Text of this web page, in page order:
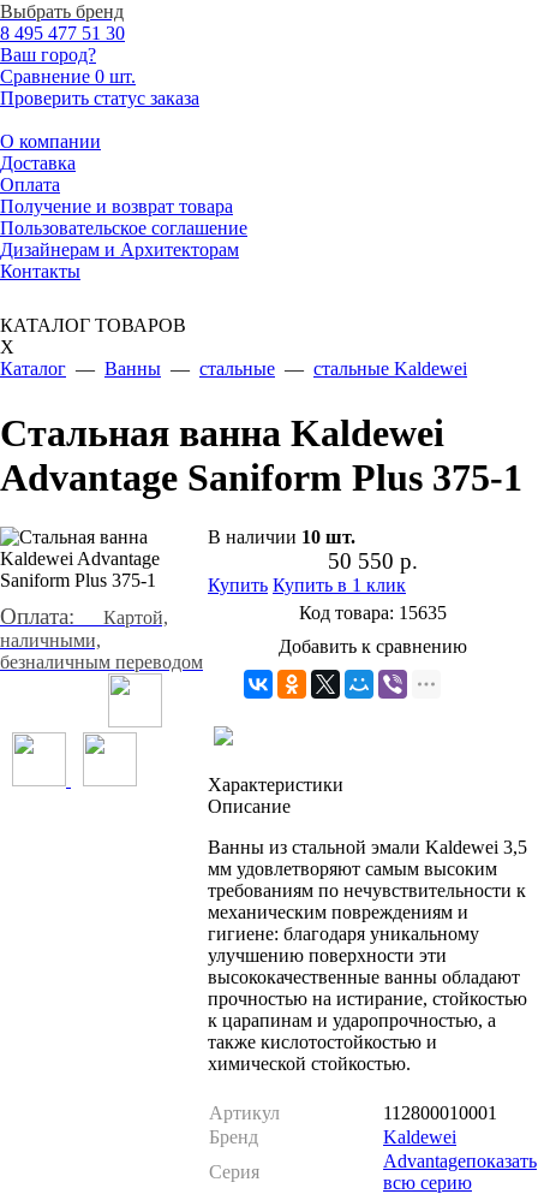
Выбрать бренд
8 495 477 51 30
Ваш город?
Сравнение 0 шт.
Проверить статус заказа
О компании
Доставка
Оплата
Получение и возврат товара
Пользовательское соглашение
Дизайнерам и Архитекторам
Контакты
КАТАЛОГ ТОВАРОВ
X
Каталог — Ванны — стальные — стальные Kaldewei
Стальная ванна Kaldewei
Advantage Saniform Plus 375-1
Оплата: Картой,
наличными,
безналичным переводом
В наличии 10 шт.
50 550 р.
Купить Купить в 1 клик
Код товара: 15635
Добавить к сравнению
Характеристики
Описание
Ванны из стальной эмали Kaldewei 3,5
мм удовлетворяют самым высоким
требованиям по нечувствительности к
механическим повреждениям и
гигиене: благодаря уникальному
улучшению поверхности эти
высококачественные ванны обладают
прочностью на истирание, стойкостью
к царапинам и ударопрочностью, а
также кислотостойкостью и
химической стойкостью.
Артикул
112800010001
Бренд
Kaldewei
Серия
Advantageпоказать
всю серию